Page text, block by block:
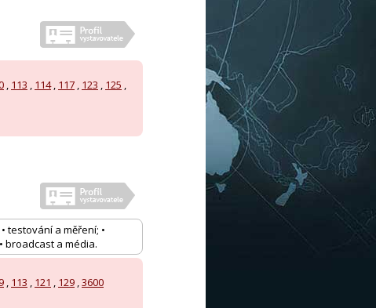
, 113 , 114, 117 , 123 , 125 ,
testování a měření; •
broadcast a média.
, 113 , 121 , 129 ,3600